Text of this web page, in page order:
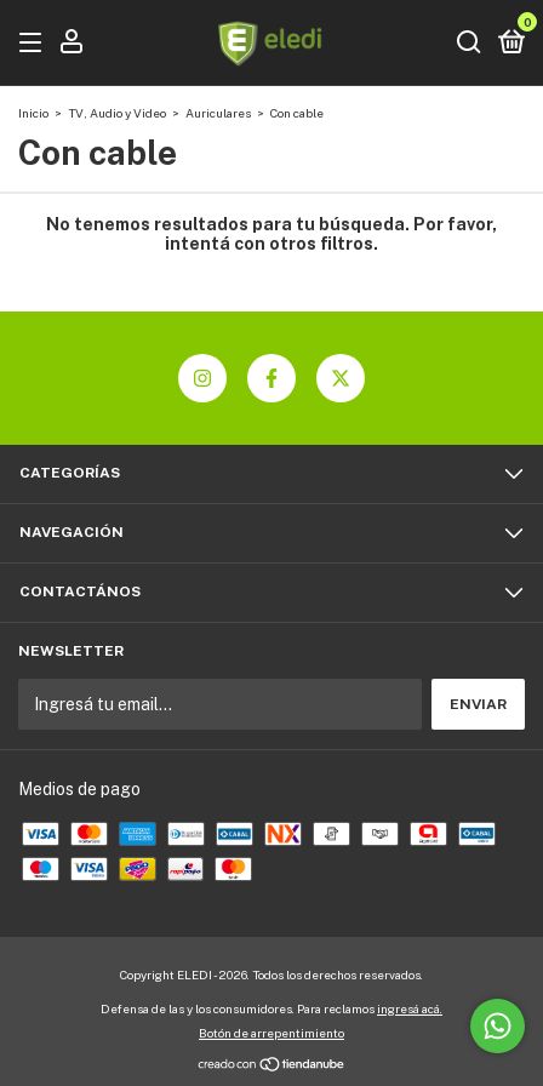
0
Inicio > TV, Audio y Video > Auriculares > Con cable
Con cable
No tenemos resultados para tu búsqueda. Por favor,
intentá con otros filtros.
CATEGORÍAS
NAVEGACIÓN
CONTACTÁNOS
NEWSLETTER
Medios de pago
Copyright ELEDI - 2026. Todos los derechos reservados.
Defensa de las y los consumidores. Para reclamos ingresá acá.
Botón de arrepentimiento